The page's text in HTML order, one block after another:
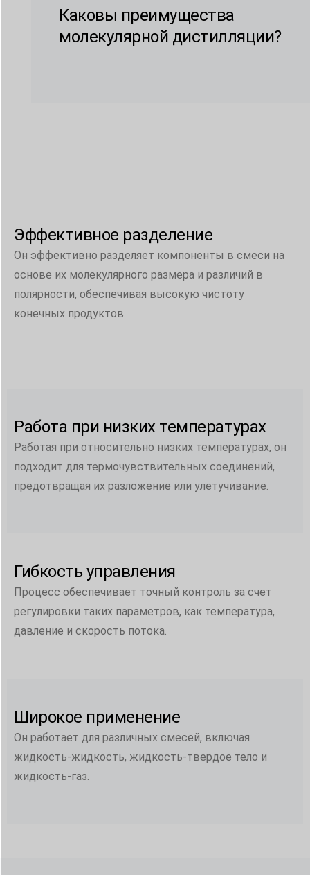
Каковы преимущества
молекулярной дистилляции?
Эффективное разделение
Он эффективно разделяет компоненты в смеси на
основе их молекулярного размера и различий в
полярности, обеспечивая высокую чистоту
конечных продуктов.
Работа при низких температурах
Работая при относительно низких температурах, он
подходит для термочувствительных соединений,
предотвращая их разложение или улетучивание.
Гибкость управления
Процесс обеспечивает точный контроль за счет
регулировки таких параметров, как температура,
давление и скорость потока.
Широкое применение
Он работает для различных смесей, включая
жидкость-жидкость, жидкость-твердое тело и
жидкость-газ.